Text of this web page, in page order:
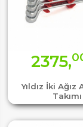
Yıldız İki Ağız
Takımı
2375,